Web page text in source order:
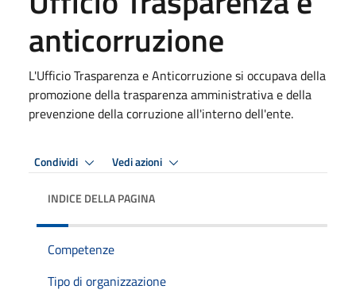
anticorruzione
L'Ufficio Trasparenza e Anticorruzione si occupava della
promozione della trasparenza amministrativa e della
prevenzione della corruzione all'interno dell'ente.
Condividi Vedi azioni
INDICE DELLA PAGINA
Competenze
Tipo di organizzazione